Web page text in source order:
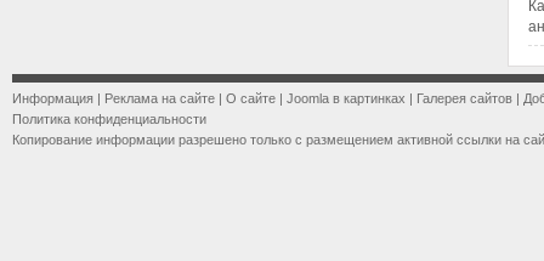
Информация | Реклама на сайте | О сайте | Joomla в картинках | Галерея сайтов |
Политика конфиденциальности
Копирование информации разрешено только с размещением активной ссылки на